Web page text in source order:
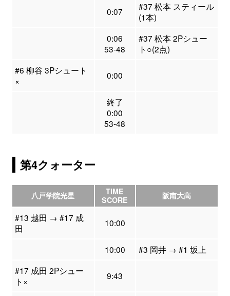
0:07
#37 松本 スティール
(1本)
0:06
53-48
#37 松本 2Pシュー
ト○(2点)
#6 柳谷 3Pシュート
×
0:00
終了
0:00
53-48
第4クォーター
八戸学院光星
TIME
SCORE
阪南大高
#13 越田 → #17 成
田
10:00
10:00
#3 岡井 → #1 坂上
#17 成田 2Pシュー
ト×
9:43